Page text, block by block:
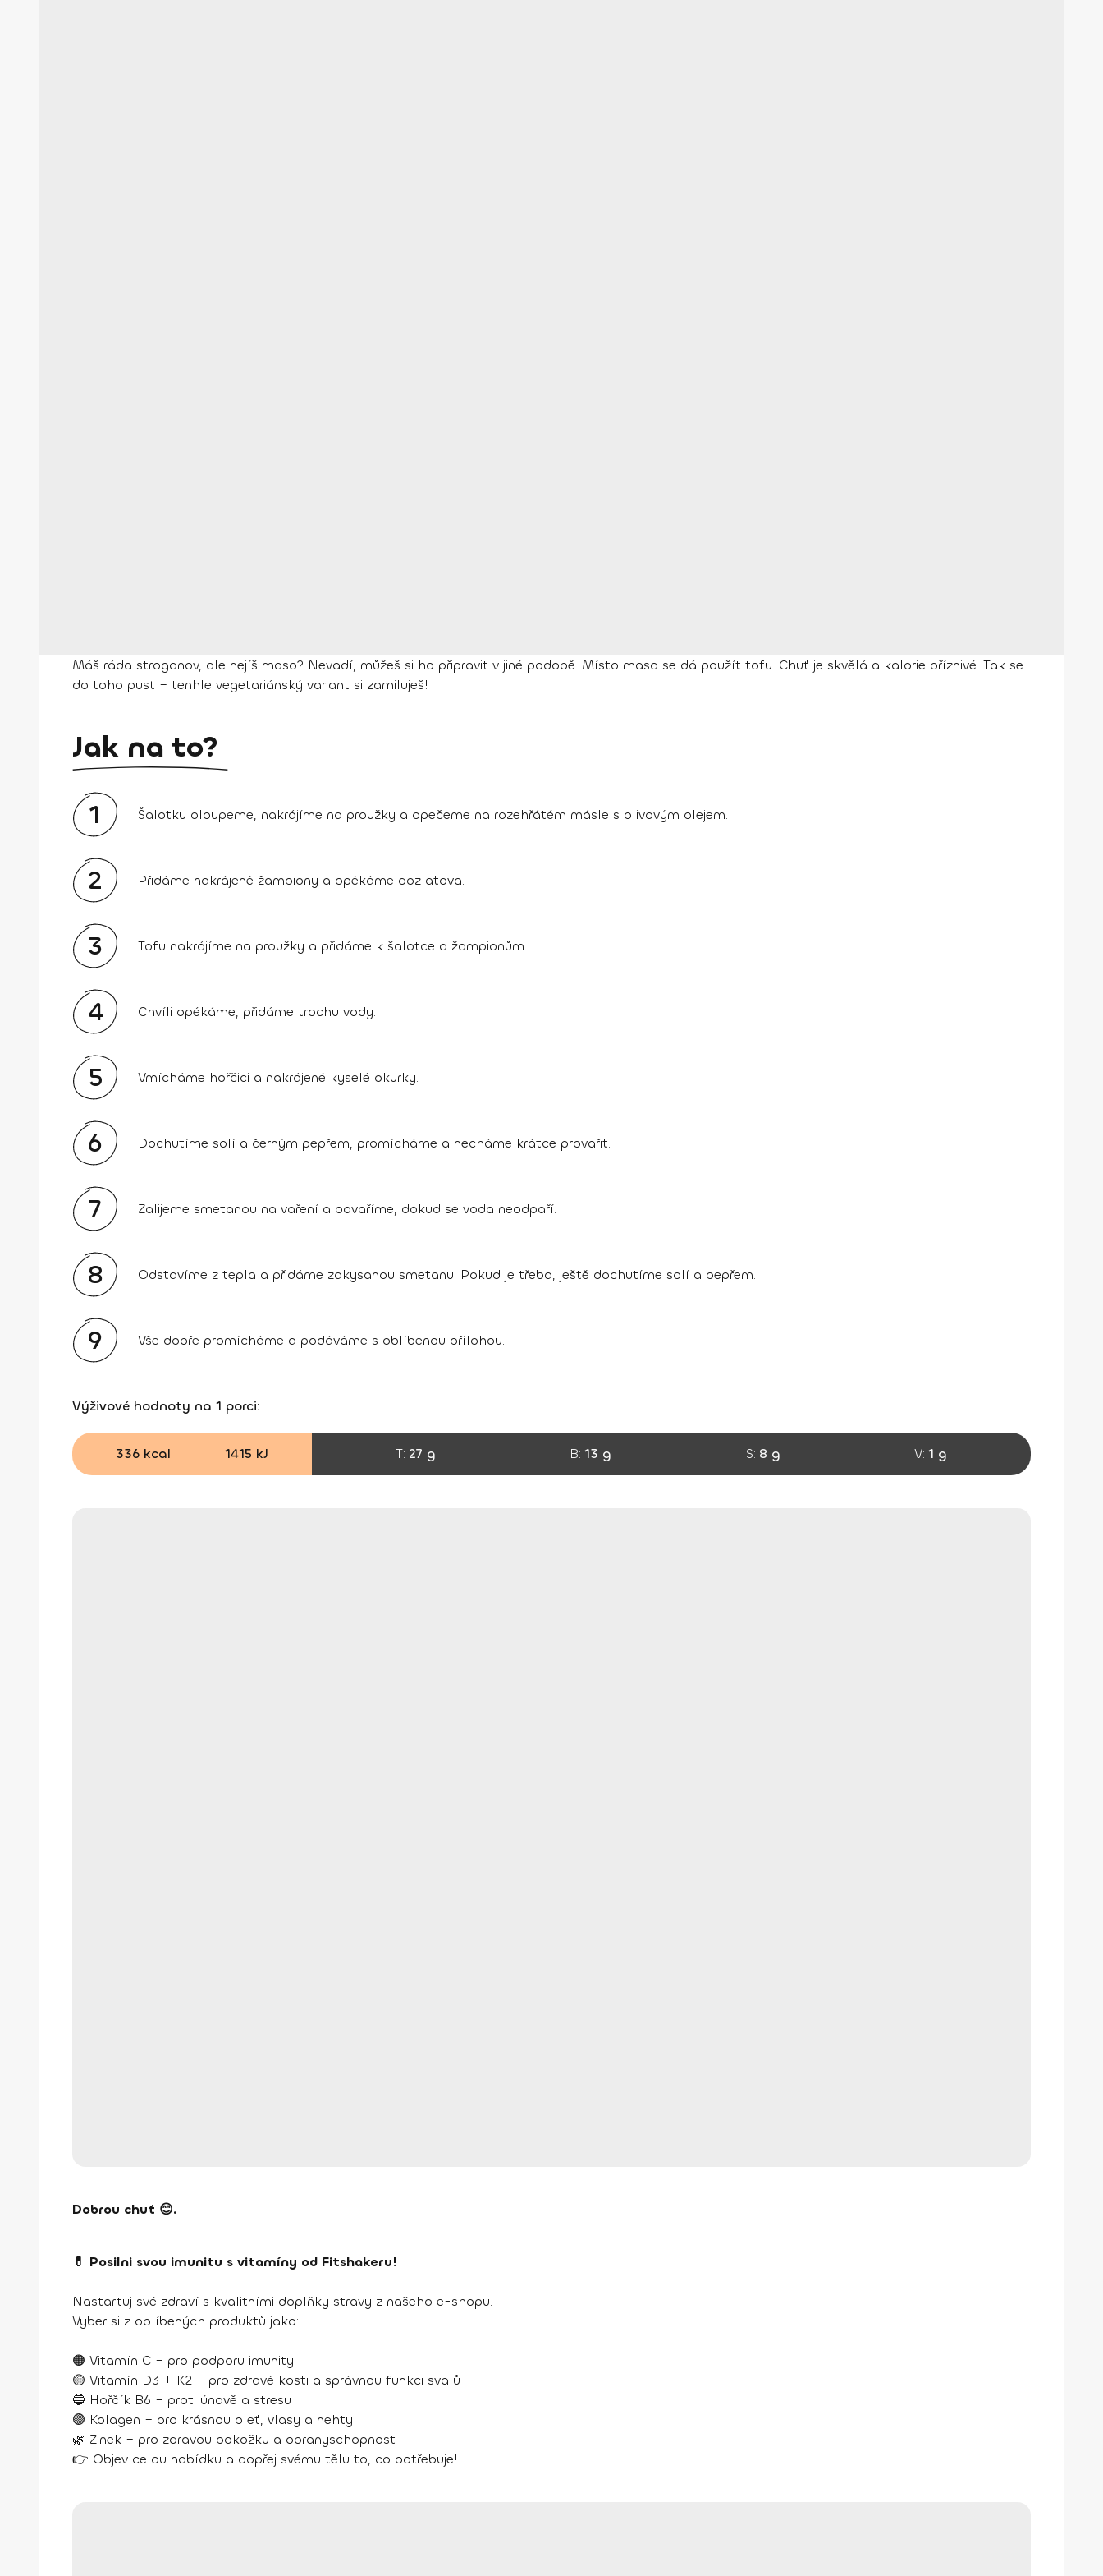
Máš ráda stroganov, ale nejíš maso? Nevadí, můžeš si ho připravit v jiné podobě. Místo masa se dá použít tofu. Chuť je skvělá a kalorie příznivé. Tak se
do toho pusť – tenhle vegetariánský variant si zamiluješ!
Jak na to?
1 Šalotku oloupeme, nakrájíme na proužky a opečeme na rozehřátém másle s olivovým olejem.
2 Přidáme nakrájené žampiony a opékáme dozlatova.
3 Tofu nakrájíme na proužky a přidáme k šalotce a žampionům.
4 Chvíli opékáme, přidáme trochu vody.
5 Vmícháme hořčici a nakrájené kyselé okurky.
6 Dochutíme solí a černým pepřem, promícháme a necháme krátce provařit.
7 Zalijeme smetanou na vaření a povaříme, dokud se voda neodpaří.
8 Odstavíme z tepla a přidáme zakysanou smetanu. Pokud je třeba, ještě dochutíme solí a pepřem.
9 Vše dobře promícháme a podáváme s oblíbenou přílohou.
Výživové hodnoty na 1 porci:
336 kcal 1415 kJ T: 27 g B: 13 g S: 8 g V: 1 g
Dobrou chuť 😊.
💊 Posilni svou imunitu s vitamíny od Fitshakeru!
Nastartuj své zdraví s kvalitními doplňky stravy z našeho e-shopu.
Vyber si z oblíbených produktů jako:
🟠 Vitamín C – pro podporu imunity
🟡 Vitamín D3 + K2 – pro zdravé kosti a správnou funkci svalů
🔵 Hořčík B6 – proti únavě a stresu
🟣 Kolagen – pro krásnou pleť, vlasy a nehty
🌿 Zinek – pro zdravou pokožku a obranyschopnost
👉 Objev celou nabídku a dopřej svému tělu to, co potřebuje!